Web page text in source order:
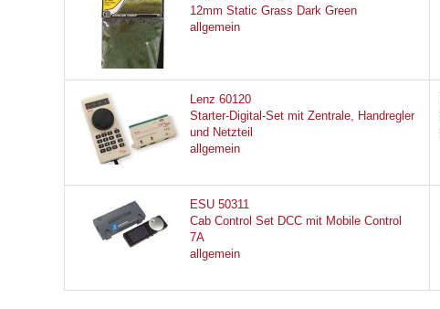
12mm Static Grass Dark Green
allgemein
Lenz 60120
Starter-Digital-Set mit Zentrale, Handregler
und Netzteil
allgemein
ESU 50311
Cab Control Set DCC mit Mobile Control
7A
allgemein